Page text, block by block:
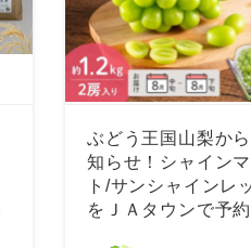
ぶどう王国山梨か
知らせ！シャイン
ト/サンシャインレ
をＪＡタウンで予